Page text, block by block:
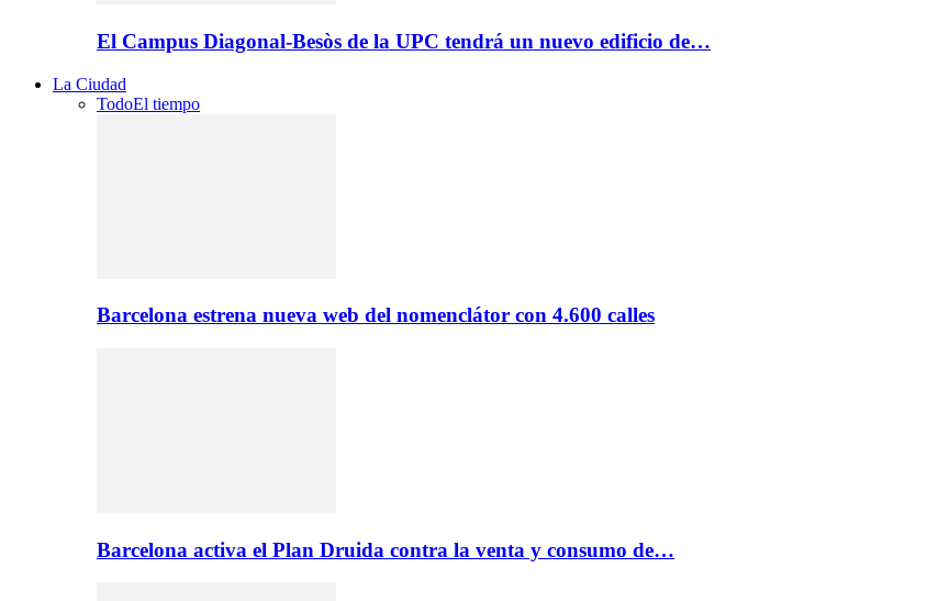
El Campus Diagonal-Besòs de la UPC tendrá un nuevo edificio de…
La Ciudad
TodoEl tiempo
Barcelona estrena nueva web del nomenclátor con 4.600 calles
Barcelona activa el Plan Druida contra la venta y consumo de…